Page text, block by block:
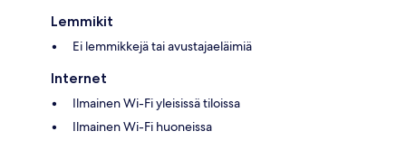
Lemmikit
Ei lemmikkejä tai avustajaeläimiä
Internet
Ilmainen Wi-Fi yleisissä tiloissa
Ilmainen Wi-Fi huoneissa